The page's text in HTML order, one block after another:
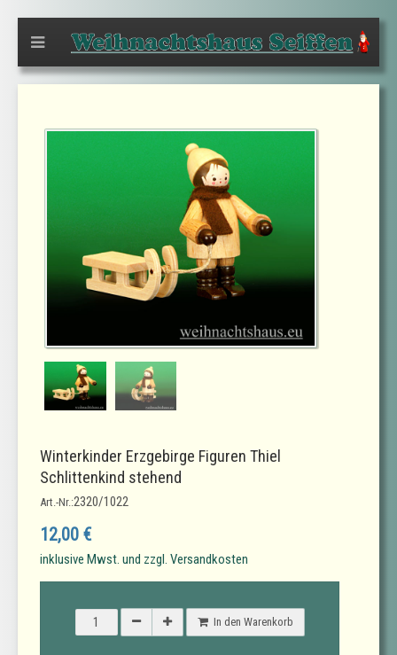
Winterkinder Erzgebirge Figuren Thiel
Schlittenkind stehend
Art.-Nr.:2320/1022
12,00 €
inklusive Mwst. und zzgl. Versandkosten
In den Warenkorb